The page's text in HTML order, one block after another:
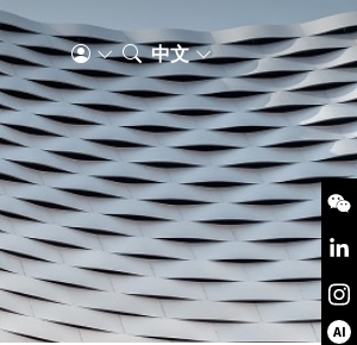
中文
AI